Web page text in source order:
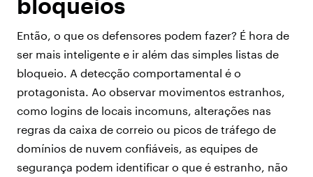
bloqueios
Então, o que os defensores podem fazer? É hora de
ser mais inteligente e ir além das simples listas de
bloqueio. A detecção comportamental é o
protagonista. Ao observar movimentos estranhos,
como logins de locais incomuns, alterações nas
regras da caixa de correio ou picos de tráfego de
domínios de nuvem confiáveis, as equipes de
segurança podem identificar o que é estranho, não